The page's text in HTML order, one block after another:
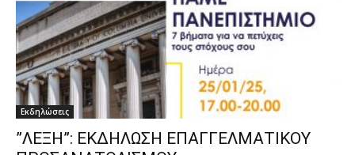
Εκδηλώσεις
”ΛΕΞΗ”: ΕΚΔΗΛΩΣΗ ΕΠΑΓΓΕΛΜΑΤΙΚΟΥ